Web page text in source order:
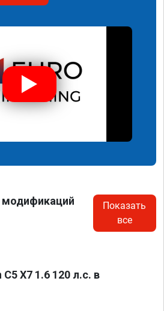
модификаций
Показать
все
X7 1.6 120 л.с. в